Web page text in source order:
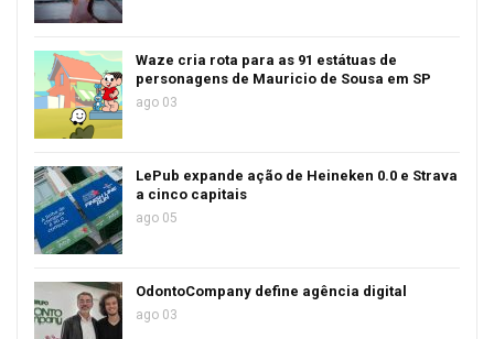
Waze cria rota para as 91 estátuas de
personagens de Mauricio de Sousa em SP
ago 03
LePub expande ação de Heineken 0.0 e Strava
a cinco capitais
ago 05
OdontoCompany define agência digital
ago 03